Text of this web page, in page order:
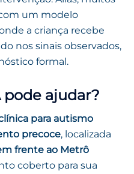
um modelo
a criança recebe
nos sinais observados,
formal.
pode ajudar?
para autismo
precoce, localizada
frente ao Metrô
coberto para sua